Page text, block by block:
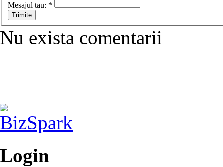
Mesajul tau: *
Nu exista comentarii
Login